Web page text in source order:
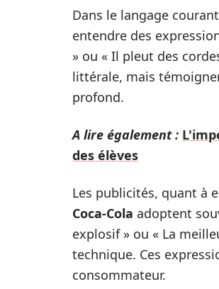
Dans le langage
entendre des
» ou « Il pleut des
littérale, mais
profond.
A lire également :
des élèves
Les publicités, quant à
Coca-Cola adoptent
explosif » ou « La
technique. Ces
consommateur.